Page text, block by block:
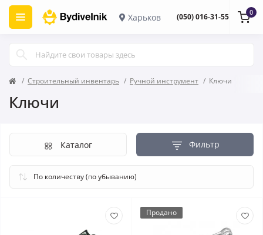
Харьков (050) 016-31-55 0
Строительный инвентарь Ручной инструмент Ключи
Ключи
Фильтр
Каталог
Продано